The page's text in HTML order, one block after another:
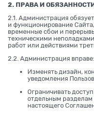
2. ПРАВА И
2.1. Администрация
и функционирование
временные сбои и
техническими
работ или действиями
2.2. Администрация вправе:
Изменять дизайн,
уведомления
Ограничивать
отдельным разделам
настоящего